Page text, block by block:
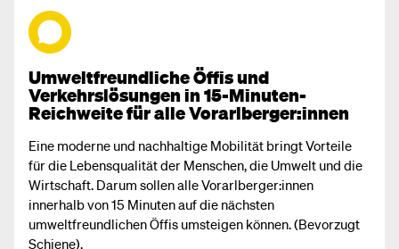
Umweltfreundliche Öffis und
Verkehrslösungen in 15-Minuten-
Reichweite für alle Vorarlberger:innen
Eine moderne und nachhaltige Mobilität bringt Vorteile
für die Lebensqualität der Menschen, die Umwelt und die
Wirtschaft. Darum sollen alle Vorarlberger:innen
innerhalb von 15 Minuten auf die nächsten
umweltfreundlichen Öffis umsteigen können. (Bevorzugt
Schiene).